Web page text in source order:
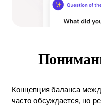
Концепция баланса
часто обсуждается, но